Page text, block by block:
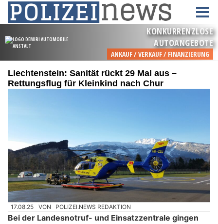
Liechtenstein: Sanität rückt 29 Mal aus –
Rettungsflug für Kleinkind nach Chur
17.08.25 VON POLIZEI.NEWS REDAKTION
Bei der Landesnotruf- und Einsatzzentrale gingen